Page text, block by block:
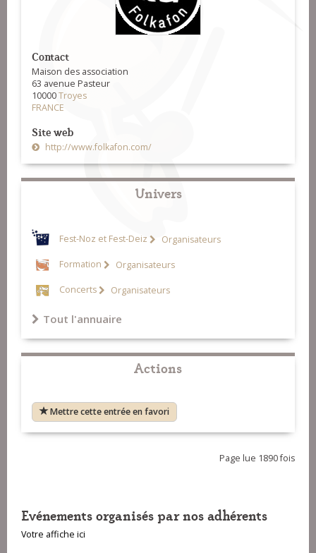
Contact
Maison des association
63 avenue Pasteur
10000Troyes
FRANCE
Site web
http://www.folkafon.com/
Univers
Fest-Noz et Fest-Deiz Organisateurs
Formation Organisateurs
Concerts Organisateurs
Tout l'annuaire
Actions
Mettre cette entrée en favori
Page lue 1890 fois
Evénements organisés par nos adhérents
Votre affiche ici